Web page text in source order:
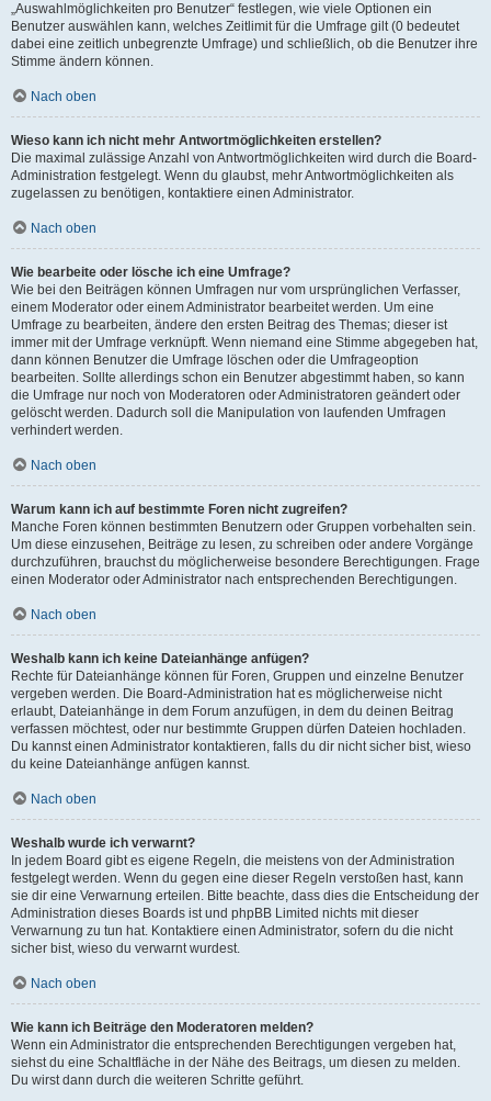
„Auswahlmöglichkeiten pro Benutzer“ festlegen, wie viele Optionen ein
Benutzer auswählen kann, welches Zeitlimit für die Umfrage gilt (0 bedeutet
dabei eine zeitlich unbegrenzte Umfrage) und schließlich, ob die Benutzer ihre
Stimme ändern können.
Nach oben
Wieso kann ich nicht mehr Antwortmöglichkeiten erstellen?
Die maximal zulässige Anzahl von Antwortmöglichkeiten wird durch die Board-
Administration festgelegt. Wenn du glaubst, mehr Antwortmöglichkeiten als
zugelassen zu benötigen, kontaktiere einen Administrator.
Nach oben
Wie bearbeite oder lösche ich eine Umfrage?
Wie bei den Beiträgen können Umfragen nur vom ursprünglichen Verfasser,
einem Moderator oder einem Administrator bearbeitet werden. Um eine
Umfrage zu bearbeiten, ändere den ersten Beitrag des Themas; dieser ist
immer mit der Umfrage verknüpft. Wenn niemand eine Stimme abgegeben hat,
dann können Benutzer die Umfrage löschen oder die Umfrageoption
bearbeiten. Sollte allerdings schon ein Benutzer abgestimmt haben, so kann
die Umfrage nur noch von Moderatoren oder Administratoren geändert oder
gelöscht werden. Dadurch soll die Manipulation von laufenden Umfragen
verhindert werden.
Nach oben
Warum kann ich auf bestimmte Foren nicht zugreifen?
Manche Foren können bestimmten Benutzern oder Gruppen vorbehalten sein.
Um diese einzusehen, Beiträge zu lesen, zu schreiben oder andere Vorgänge
durchzuführen, brauchst du möglicherweise besondere Berechtigungen. Frage
einen Moderator oder Administrator nach entsprechenden Berechtigungen.
Nach oben
Weshalb kann ich keine Dateianhänge anfügen?
Rechte für Dateianhänge können für Foren, Gruppen und einzelne Benutzer
vergeben werden. Die Board-Administration hat es möglicherweise nicht
erlaubt, Dateianhänge in dem Forum anzufügen, in dem du deinen Beitrag
verfassen möchtest, oder nur bestimmte Gruppen dürfen Dateien hochladen.
Du kannst einen Administrator kontaktieren, falls du dir nicht sicher bist, wieso
du keine Dateianhänge anfügen kannst.
Nach oben
Weshalb wurde ich verwarnt?
In jedem Board gibt es eigene Regeln, die meistens von der Administration
festgelegt werden. Wenn du gegen eine dieser Regeln verstoßen hast, kann
sie dir eine Verwarnung erteilen. Bitte beachte, dass dies die Entscheidung der
Administration dieses Boards ist und phpBB Limited nichts mit dieser
Verwarnung zu tun hat. Kontaktiere einen Administrator, sofern du die nicht
sicher bist, wieso du verwarnt wurdest.
Nach oben
Wie kann ich Beiträge den Moderatoren melden?
Wenn ein Administrator die entsprechenden Berechtigungen vergeben hat,
siehst du eine Schaltfläche in der Nähe des Beitrags, um diesen zu melden.
Du wirst dann durch die weiteren Schritte geführt.